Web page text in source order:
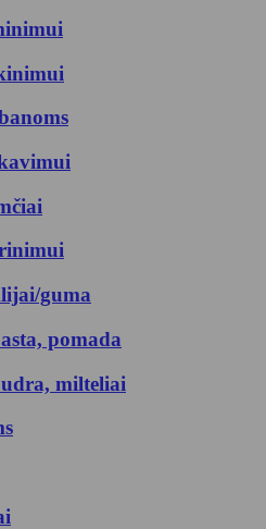
guma
pomada
milteliai